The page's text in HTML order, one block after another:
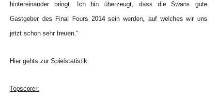
hintereinander bringt. Ich bin überzeugt, dass die Swans gute
Gastgeber des Final Fours 2014 sein werden, auf welches wir uns
jetzt schon sehr freuen.“
Hier gehts zur Spielstatistik.
Topscorer: